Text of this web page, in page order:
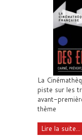
La
piste sur les
avant-
thème
Lire la suite...